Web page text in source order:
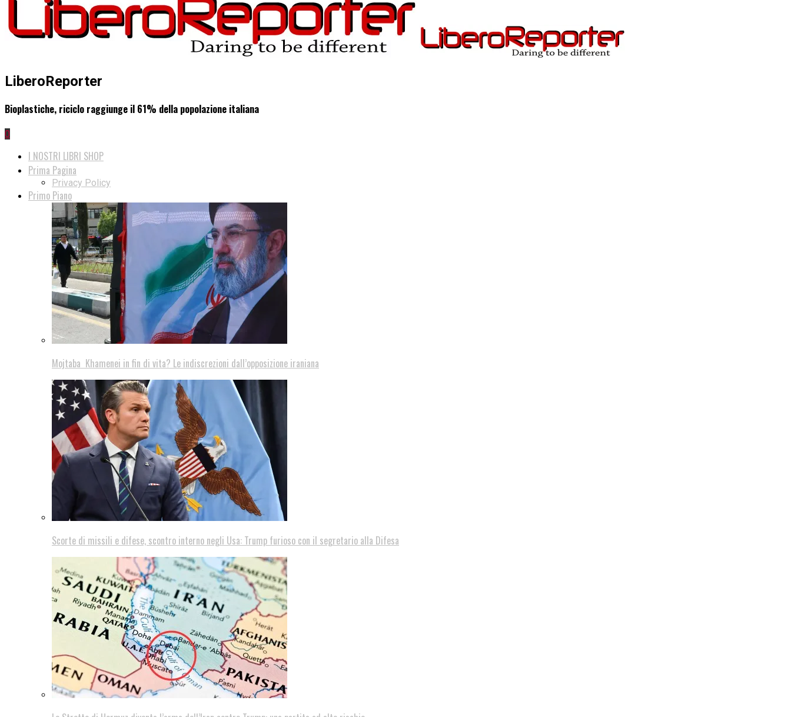
LiberoReporter
Bioplastiche, riciclo raggiunge il 61% della popolazione italiana
0
I NOSTRI LIBRI SHOP
Prima Pagina
Privacy Policy
Primo Piano
Mojtaba Khamenei in fin di vita? Le indiscrezioni dall’opposizione iraniana
Scorte di missili e difese, scontro interno negli Usa: Trump furioso con il segretario alla Difesa